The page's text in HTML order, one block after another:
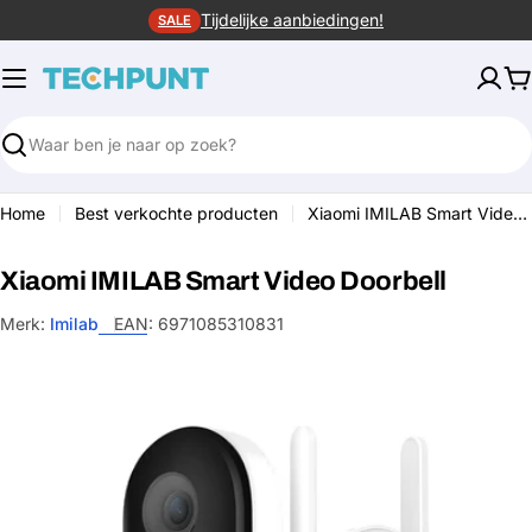
naar
inhoud
SALE Tijdelijke aanbiedingen!
Zoeken
Home Best verkochte producten Xiaomi IMILAB Smart Video Doorbell
Xiaomi IMILAB Smart Video Doorbell
Merk: Imilab EAN: 6971085310831